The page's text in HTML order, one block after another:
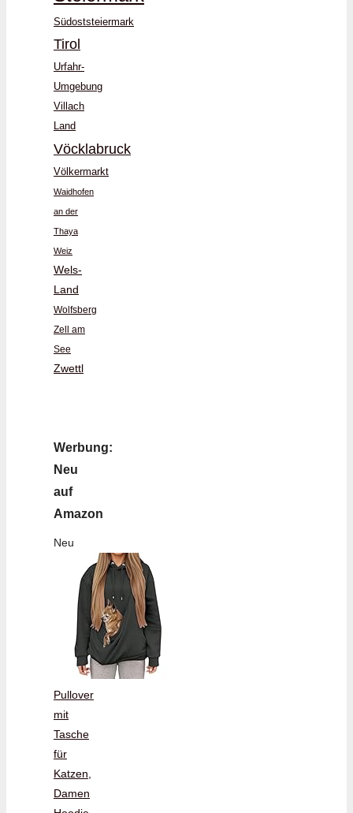
Südoststeiermark
Tirol
Urfahr-
Umgebung
Villach
Land
Vöcklabruck
Völkermarkt
Waidhofen
an der
Thaya
Weiz
Wels-
Land
Wolfsberg
Zell am
See
Zwettl
Werbung:
Neu
auf
Amazon
Neu
Pullover
mit
Tasche
für
Katzen,
Damen